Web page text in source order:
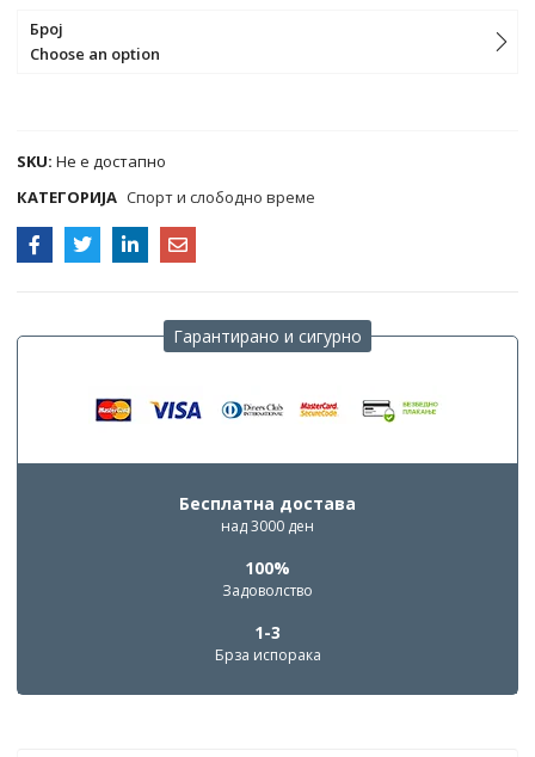
Број
Choose an option
SKU:Не е достапно
КАТЕГОРИЈА Спорт и слободно време
Гарантирано и сигурно
Бесплатна достава
над 3000 ден
100%
Задоволство
1-3
Брза испорака